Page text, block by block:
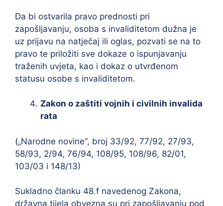
Da bi ostvarila pravo prednosti pri
zapošljavanju, osoba s invaliditetom dužna je
uz prijavu na natječaj ili oglas, pozvati se na to
pravo te priložiti sve dokaze o ispunjavanju
traženih uvjeta, kao i dokaz o utvrđenom
statusu osobe s invaliditetom.
Zakon o zaštiti vojnih i civilnih invalida
rata
(„Narodne novine“, broj 33/92, 77/92, 27/93,
58/93, 2/94, 76/94, 108/95, 108/96, 82/01,
103/03 i 148/13)
Sukladno članku 48.f navedenog Zakona,
državna tijela obvezna su pri zapošljavanju pod